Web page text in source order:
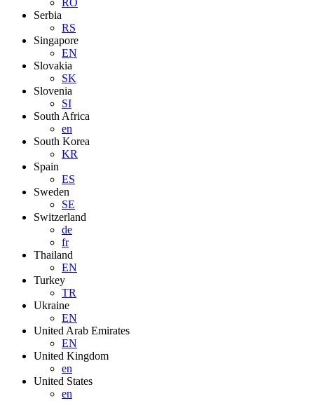
RO
Serbia
RS
Singapore
EN
Slovakia
SK
Slovenia
SI
South Africa
en
South Korea
KR
Spain
ES
Sweden
SE
Switzerland
de
fr
Thailand
EN
Turkey
TR
Ukraine
EN
United Arab Emirates
EN
United Kingdom
en
United States
en